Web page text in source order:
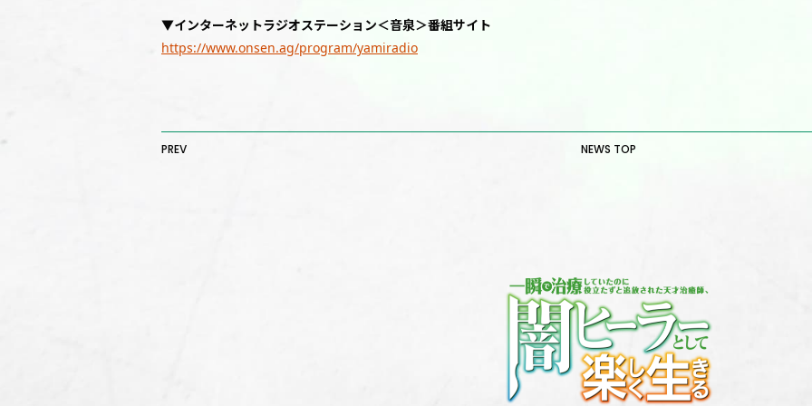
▼インターネットラジオステーション＜音泉＞番組サイト
https://www.onsen.ag/program/yamiradio
PREV NEWS TOP